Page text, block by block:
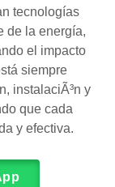
tecnologías
de la energía,
el impacto
siempre
instalaciÃ³n y
que cada
y efectiva.